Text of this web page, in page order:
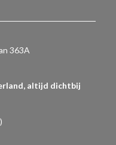
363A
altijd dichtbij